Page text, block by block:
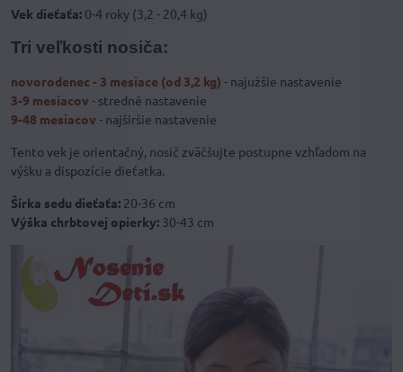
Vek dieťaťa: 0-4 roky (3,2 - 20,4 kg)
Tri veľkosti nosiča:
novorodenec - 3 mesiace (od 3,2 kg) - najužšie nastavenie
3-9 mesiacov - stredné nastavenie
9-48 mesiacov - najširšie nastavenie
Tento vek je orientačný, nosič zväčšujte postupne vzhľadom na
výšku a dispozície dieťatka.
Šírka sedu dieťaťa: 20-36 cm
Výška chrbtovej opierky: 30-43 cm